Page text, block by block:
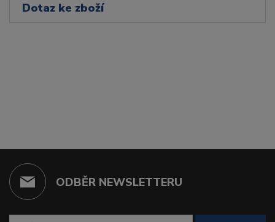
Dotaz ke zboží
ODBĚR NEWSLETTERU